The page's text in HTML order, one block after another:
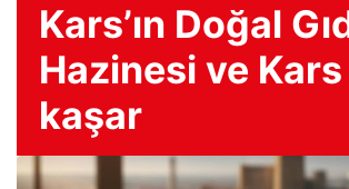
Kars’ın Doğal
Hazinesi ve
kaşar